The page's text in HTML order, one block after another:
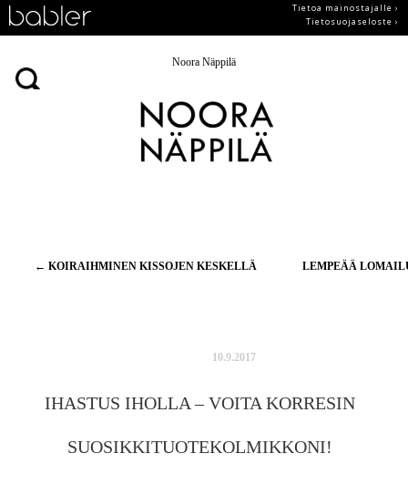
Tietoa mainostajalle ›
Tietosuojaseloste ›
Noora Näppilä
Artikkelien
← KOIRAIHMINEN KISSOJEN KESKELLÄ LEMPEÄÄ
10.9.2017
IHASTUS IHOLLA – VOITA KORRESIN
SUOSIKKITUOTEKOLMIKKONI!